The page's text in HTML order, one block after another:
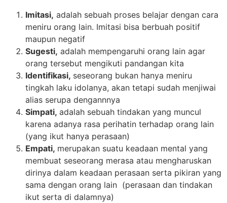
Imitasi, adalah sebuah proses belajar dengan cara
meniru orang lain. Imitasi bisa berbuah positif
maupun negatif
Sugesti, adalah mempengaruhi orang lain agar
orang tersebut mengikuti pandangan kita
Identifikasi, seseorang bukan hanya meniru
tingkah laku idolanya, akan tetapi sudah menjiwai
alias serupa dengannnya
Simpati, adalah sebuah tindakan yang muncul
karena adanya rasa perihatin terhadap orang lain
(yang ikut hanya perasaan)
Empati, merupakan suatu keadaan mental yang
membuat seseorang merasa atau mengharuskan
dirinya dalam keadaan perasaan serta pikiran yang
sama dengan orang lain (perasaan dan tindakan
ikut serta di dalamnya)